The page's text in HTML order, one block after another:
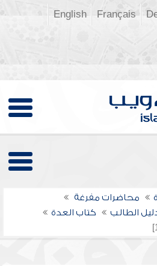
Français
English
محاضرات مفرغة
الطالب
كتاب العدة